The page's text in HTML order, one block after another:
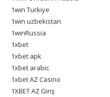
1win Turkiye
1win uzbekistan
1winRussia
1xbet
1xbet apk
1xbet arabic
1xbet AZ Casino
1XBET AZ Giriş